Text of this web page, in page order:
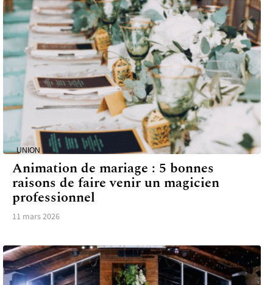
UNION
Animation de mariage : 5 bonnes
raisons de faire venir un magicien
professionnel
11 mars 2026